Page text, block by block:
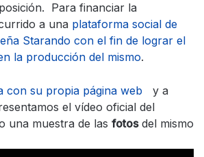
Para financiar la
a una plataforma social de
Starando con el fin de lograr el
la producción del mismo.
con su propia página web y a
el vídeo oficial del
una muestra de las fotosdel mismo